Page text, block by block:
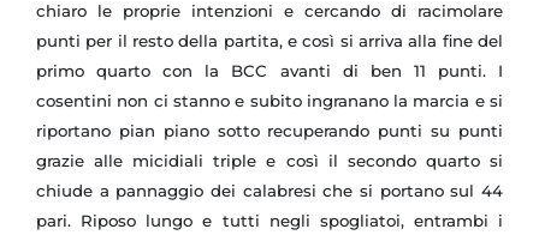
chiaro le proprie intenzioni e cercando di racimolare
punti per il resto della partita, e così si arriva alla fine del
primo quarto con la BCC avanti di ben 11 punti. I
cosentini non ci stanno e subito ingranano la marcia e si
riportano pian piano sotto recuperando punti su punti
grazie alle micidiali triple e così il secondo quarto si
chiude a pannaggio dei calabresi che si portano sul 44
pari. Riposo lungo e tutti negli spogliatoi, entrambi i